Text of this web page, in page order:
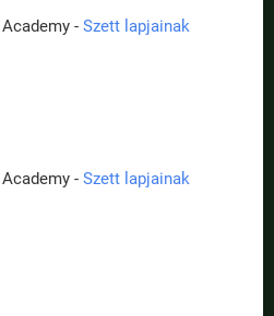
- Szett lapjainak
- Szett lapjainak